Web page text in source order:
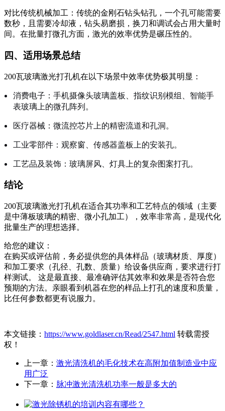
对比传统机械加工：传统的金刚石钻头钻孔，一个孔可能需要
数秒，且需要冷却液，钻头易磨损，换刀和调试会占用大量时
间。在批量打微孔方面，激光的效率优势是碾压性的。
四、适用场景总结
200瓦玻璃激光打孔机在以下场景中效率优势极其明显：
消费电子：手机摄像头玻璃盖板、指纹识别模组、智能手
表玻璃上的微孔阵列。
医疗器械：微流控芯片上的精密流道和孔洞。
工业零部件：观察窗、传感器盖板上的安装孔。
工艺品及装饰：玻璃屏风、灯具上的复杂图案打孔。
结论
200瓦玻璃激光打孔机在适合其功率和工艺特点的领域（主要
是中薄板玻璃的精密、微小孔加工），效率非常高，是现代化
批量生产的理想选择。
给您的建议：
在购买或评估前，务必提供您的具体样品（玻璃材质、厚度）
和加工要求（孔径、孔数、质量）给设备供应商，要求进行打
样测试。 这是最直接、最准确评估其效率和效果是否符合您
预期的方法。亲眼看到机器在您的样品上打孔的速度和质量，
比任何参数都更有说服力。
本文链接： https://www.goldlaser.cn/Read/2547.html 转载需授
权！
上一章： 激光清洗机的毛化技术在高附加值制造业中应
用广泛
下一章： 脉冲激光清洗机功率一般是多大的